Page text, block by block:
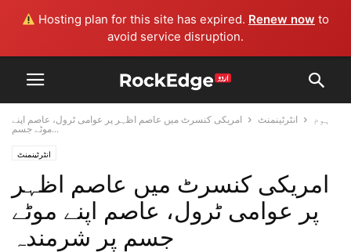
Hosting plan for this site has expired. Renew now to
avoid service disruption.
ہوم انٹرٹینمنٹ
امریکی کنسرٹ میں عاصم اظہر پر عوامی ٹرول، عاصم اپنے
موٹے جسم...
انٹرٹینمنٹ
امریکی کنسرٹ میں عاصم اظہر
پر عوامی ٹرول، عاصم اپنے موٹے
جسم پر شرمندہ